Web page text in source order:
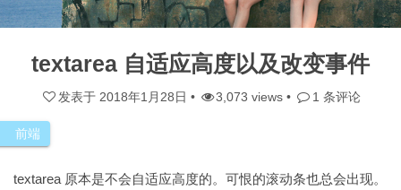
textarea 自适应高度以及改变事件
发表于 2018年1月28日 • 3,073 views • 1 条评论
前端
textarea 原本是不会自适应高度的。可恨的滚动条也总会出现。